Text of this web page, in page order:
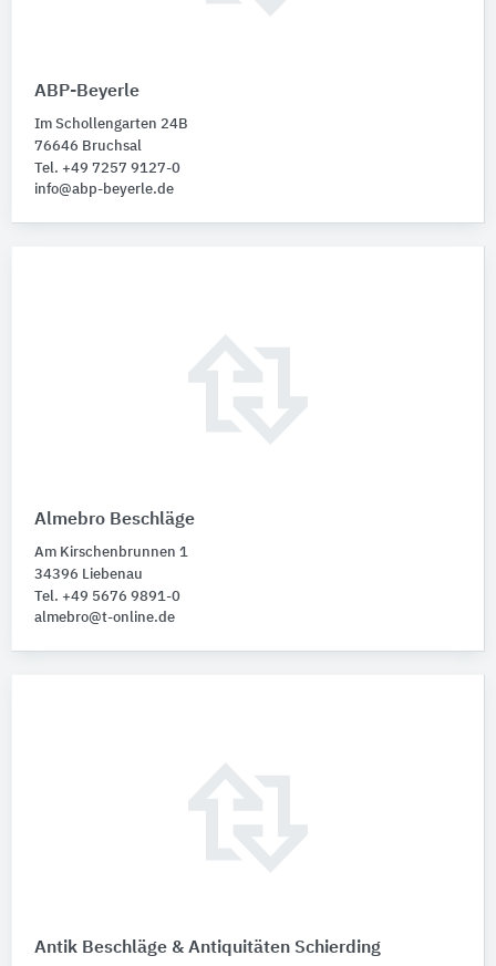
ABP-Beyerle
Im Schollengarten 24B
76646 Bruchsal
Tel. +49 7257 9127-0
info@abp-beyerle.de
Almebro Beschläge
Am Kirschenbrunnen 1
34396 Liebenau
Tel. +49 5676 9891-0
almebro@t-online.de
Antik Beschläge & Antiquitäten Schierding